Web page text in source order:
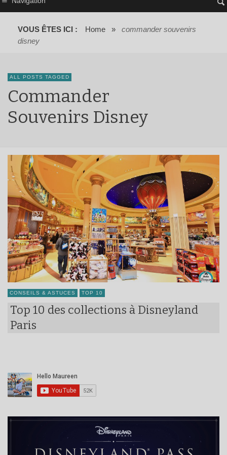
VOUS ÊTES ICI : Home »
commander souvenirs
disney
ALL POSTS TAGGED
Commander
Souvenirs Disney
CONSEILS & ASTUCES TOP 10
Top 10 des collections à Disneyland
Paris